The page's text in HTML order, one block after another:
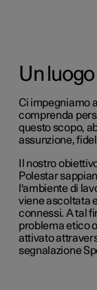
Un
Ci impegniamo
comprenda
questo scopo,
assunzione,
Il nostro
Polestar
l'ambiente di
viene ascoltata
connessi. A tal
problema etico
attivato
segnalazione